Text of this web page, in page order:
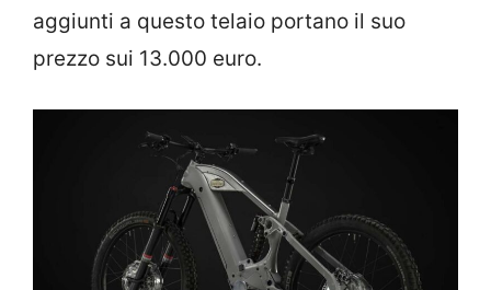
aggiunti a questo telaio portano il suo
prezzo sui 13.000 euro.